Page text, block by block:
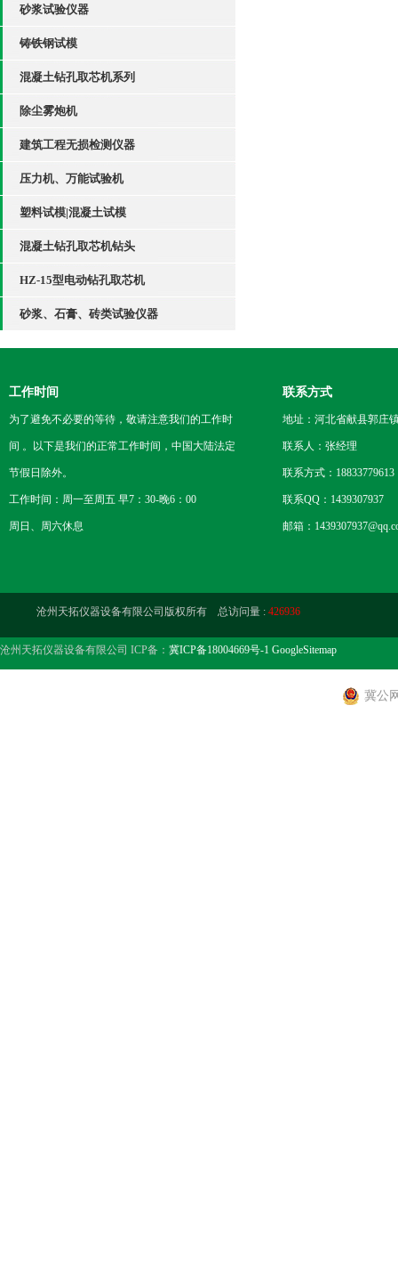
砂浆试验仪器
铸铁钢试模
混凝土钻孔取芯机系列
除尘雾炮机
建筑工程无损检测仪器
压力机、万能试验机
塑料试模|混凝土试模
混凝土钻孔取芯机钻头
HZ-15型电动钻孔取芯机
砂浆、石膏、砖类试验仪器
工作时间
为了避免不必要的等待，敬请注意我们的工作时
间 。以下是我们的正常工作时间，中国大陆法定
节假日除外。
工作时间：周一至周五 早7：30-晚6：00
周日、周六休息
联系方式
地址：河北省献县郭庄
联系人：张经理
联系方式：18833779613
联系QQ：1439307937
邮箱：
沧州天拓仪器设备有限公司版权所有 总访问量 : 426936
沧州天拓仪器设备有限公司 ICP备： 冀ICP备18004669号-1 GoogleSitemap
冀公